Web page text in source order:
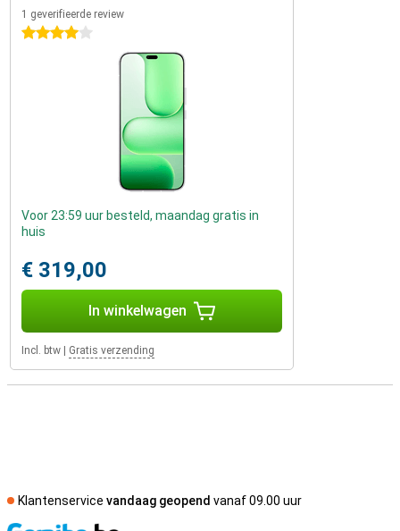
1 geverifieerde review
4 sterren
Voor 23:59 uur besteld, maandag gratis in
huis
€ 319,00
In winkelwagen
Incl. btw Gratis verzending
Klantenservice vandaag geopend vanaf 09.00 uur